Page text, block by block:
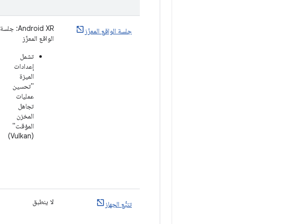
جلسة الواقع المعزّز
‫Android XR: جلسة
الواقع المعزّز
تشمل
إعدادات
الميزة
"تحسين
عمليات
تجاهل
المخزن
المؤقت"
(Vulkan)
تتبُّع الجهاز لا ينطبق